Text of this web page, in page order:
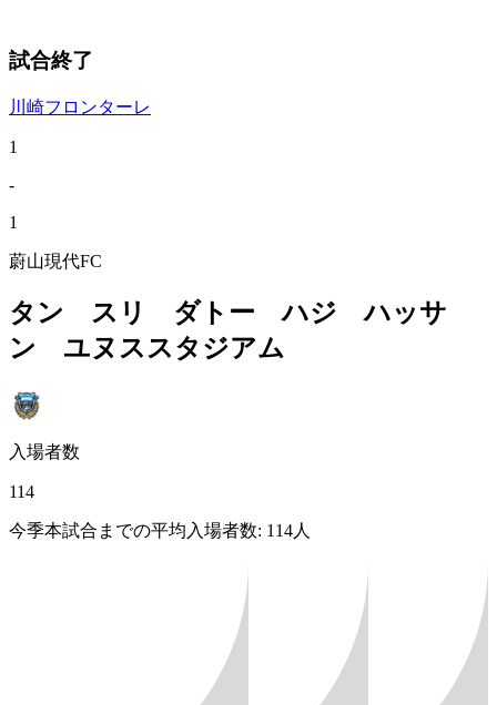
試合終了
川崎フロンターレ
1
-
1
蔚山現代FC
タン スリ ダトー ハジ ハッサ
ン ユヌススタジアム
入場者数
114
今季本試合までの平均入場者数: 114人